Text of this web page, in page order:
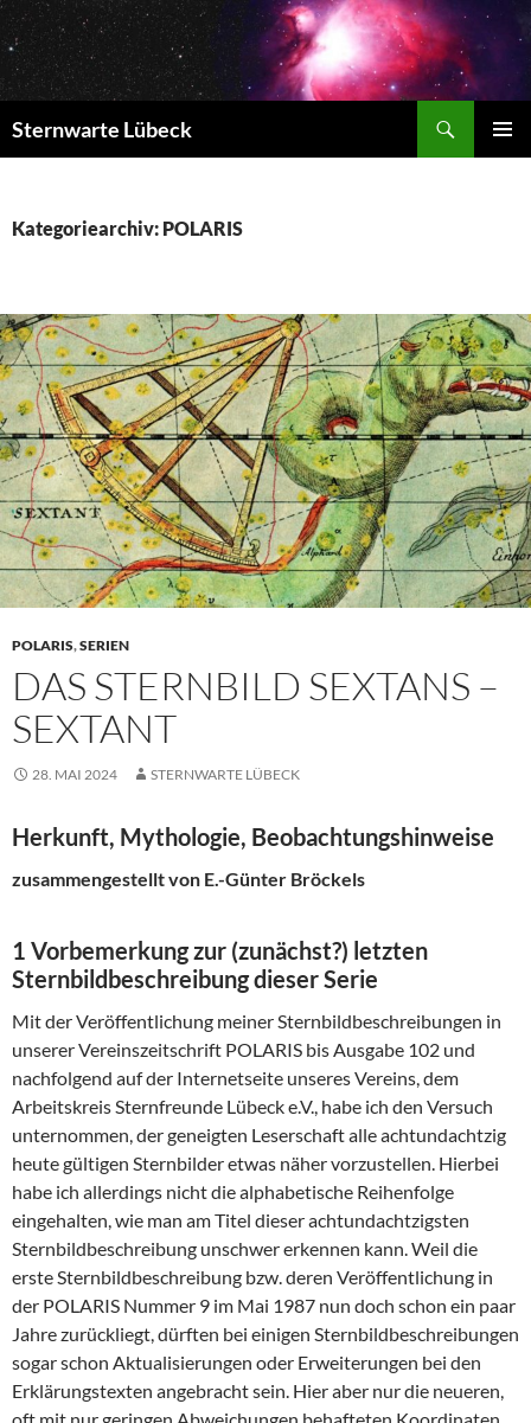
Zum
Inhalt
springen
Sternwarte Lübeck
Kategoriearchiv: POLARIS
POLARIS,SERIEN
DAS STERNBILD SEXTANS –
SEXTANT
28. MAI 2024 STERNWARTE LÜBECK
Herkunft, Mythologie, Beobachtungshinweise
zusammengestellt von E.-Günter Bröckels
1 Vorbemerkung zur (zunächst?) letzten
Sternbildbeschreibung dieser Serie
Mit der Veröffentlichung meiner Sternbildbeschreibungen in
unserer Vereinszeitschrift POLARIS bis Ausgabe 102 und
nachfolgend auf der Internetseite unseres Vereins, dem
Arbeitskreis Sternfreunde Lübeck e.V., habe ich den Versuch
unternommen, der geneigten Leserschaft alle achtundachtzig
heute gültigen Sternbilder etwas näher vorzustellen. Hierbei
habe ich allerdings nicht die alphabetische Reihenfolge
eingehalten, wie man am Titel dieser achtundachtzigsten
Sternbildbeschreibung unschwer erkennen kann. Weil die
erste Sternbildbeschreibung bzw. deren Veröffentlichung in
der POLARIS Nummer 9 im Mai 1987 nun doch schon ein paar
Jahre zurückliegt, dürften bei einigen Sternbildbeschreibungen
sogar schon Aktualisierungen oder Erweiterungen bei den
Erklärungstexten angebracht sein. Hier aber nur die neueren,